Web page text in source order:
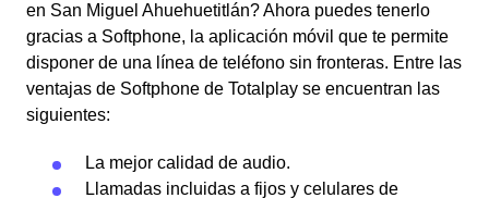
en San Miguel Ahuehuetitlán?Ahora puedes tenerlo
gracias a Softphone, la aplicación móvil que te permite
disponer de una línea de teléfono sin fronteras. Entre las
ventajas de Softphone de Totalplay se encuentran las
siguientes:
La mejor calidad de audio.
Llamadas incluidas a fijos y celulares de